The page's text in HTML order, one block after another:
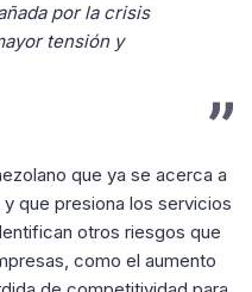
por la crisis
tensión y
que ya se acerca a
que presiona los servicios
otros riesgos que
como el aumento